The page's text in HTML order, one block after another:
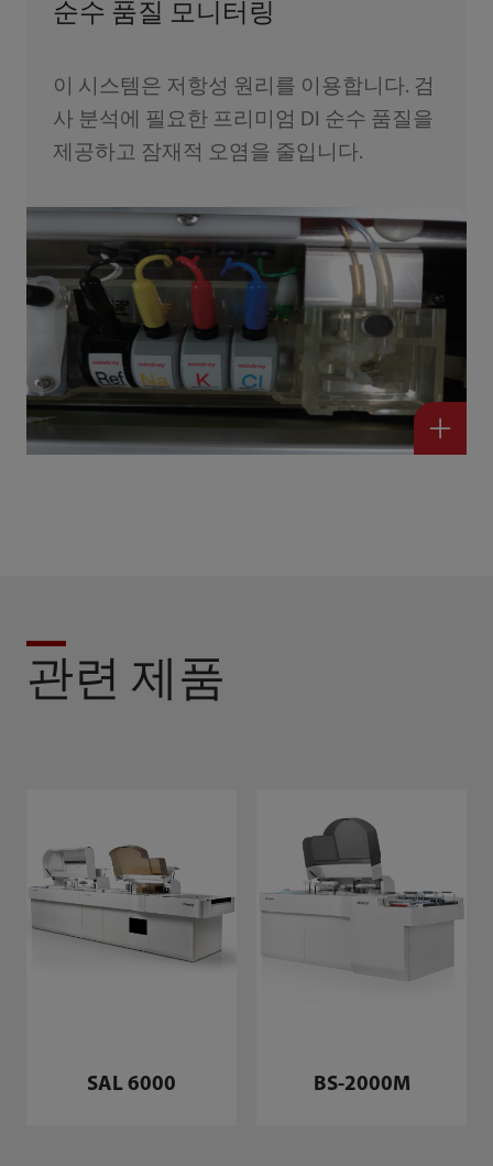
순수 품질 모니터링
이 시스템은 저항성 원리를 이용합니다. 검
사 분석에 필요한 프리미엄 DI 순수 품질을
제공하고 잠재적 오염을 줄입니다.
관련 제품
SAL 6000 BS-2000M